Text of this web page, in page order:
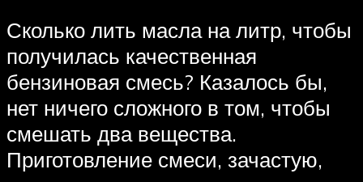
Сколько лить масла на литр, чтобы
получилась качественная
бензиновая смесь? Казалось бы,
нет ничего сложного в том, чтобы
смешать два вещества.
Приготовление смеси, зачастую,